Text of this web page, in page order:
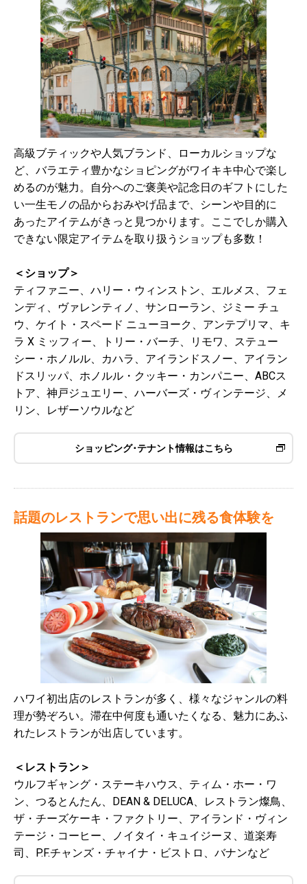
高級ブティックや人気ブランド、ローカルショップな
ど、バラエティ豊かなショピングがワイキキ中心で楽し
めるのが魅力。自分へのご褒美や記念日のギフトにした
い一生モノの品からおみやげ品まで、シーンや目的に
あったアイテムがきっと見つかります。ここでしか購入
できない限定アイテムを取り扱うショップも多数！
＜ショップ＞
ティファニー、ハリー・ウィンストン、エルメス、フェ
ンディ、ヴァレンティノ、サンローラン、ジミー チュ
ウ、ケイト・スペード ニューヨーク、アンテプリマ、キ
ラ X ミッフィー、トリー・バーチ、リモワ、ステュー
シー・ホノルル、カハラ、アイランドスノー、アイラン
ドスリッパ、ホノルル・クッキー・カンパニー、ABCス
トア、神戸ジュエリー、ハーバーズ・ヴィンテージ、メ
リン、レザーソウルなど
ショッピング･テナント情報はこちら
話題のレストランで思い出に残る食体験を
ハワイ初出店のレストランが多く、様々なジャンルの料
理が勢ぞろい。滞在中何度も通いたくなる、魅力にあふ
れたレストランが出店しています。
＜レストラン＞
ウルフギャング・ステーキハウス、ティム・ホー・ワ
ン、つるとんたん、DEAN & DELUCA、レストラン燦鳥、
ザ・チーズケーキ・ファクトリー、アイランド・ヴィン
テージ・コーヒー、ノイタイ・キュイジーヌ、道楽寿
司、P.F.チャンズ・チャイナ・ビストロ、バナンなど